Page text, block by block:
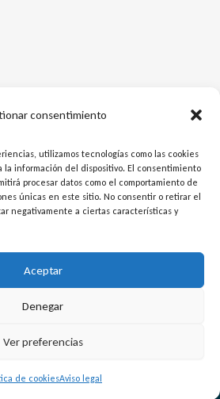
consentimiento
utilizamos tecnologías como las cookies
la información del dispositivo. El consentimiento
procesar datos como el comportamiento de
únicas en este sitio. No consentir o retirar el
negativamente a ciertas características y
Aceptar
Denegar
Ver preferencias
de cookiesAviso legal
L
i
n
u